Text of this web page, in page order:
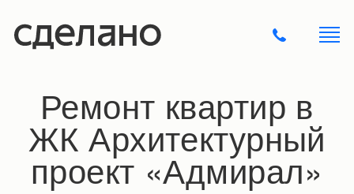
Ремонт квартир в
ЖК Архитектурный
проект «Адмирал»